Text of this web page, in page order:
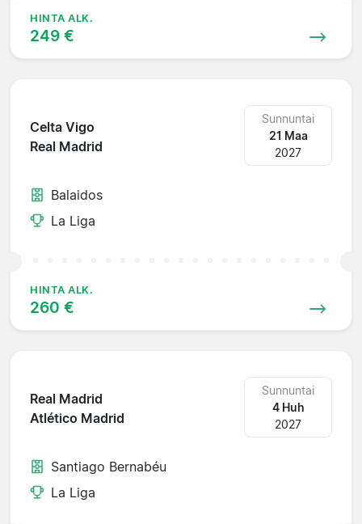
HINTA ALK.
249 €
Celta Vigo
Real Madrid
Sunnuntai
21 Maa
2027
Balaidos
La Liga
HINTA ALK.
260 €
Real Madrid
Atlético Madrid
Sunnuntai
4 Huh
2027
Santiago Bernabéu
La Liga